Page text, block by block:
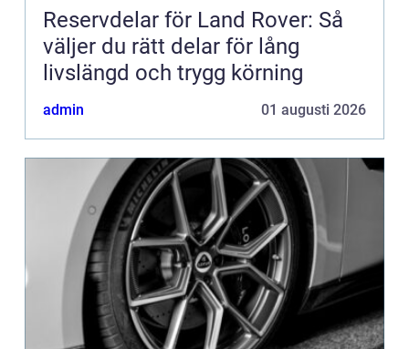
Reservdelar för Land Rover: Så
väljer du rätt delar för lång
livslängd och trygg körning
admin 01 augusti 2026